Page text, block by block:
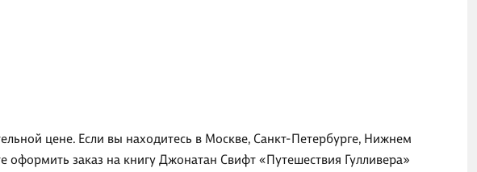
цене. Если вы находитесь в Москве, Санкт-Петербурге, Нижнем
заказ на книгу Джонатан Свифт «Путешествия Гулливера»